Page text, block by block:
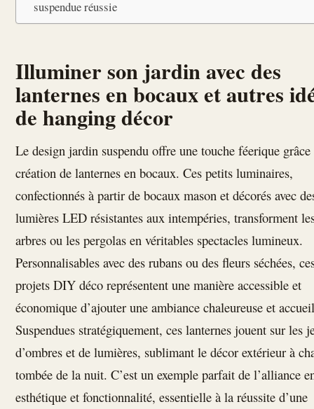
suspendue réussie
Illuminer son jardin avec des
lanternes en bocaux et autres
de hanging décor
Le design jardin suspendu offre une touche féerique grâce
création de lanternes en bocaux. Ces petits luminaires,
confectionnés à partir de bocaux mason et décorés avec
lumières LED résistantes aux intempéries, transforment
arbres ou les pergolas en véritables spectacles lumineux.
Personnalisables avec des rubans ou des fleurs séchées,
projets DIY déco représentent une manière accessible et
économique d’ajouter une ambiance chaleureuse et
Suspendues stratégiquement, ces lanternes jouent sur les
d’ombres et de lumières, sublimant le décor extérieur à
tombée de la nuit. C’est un exemple parfait de l’alliance
esthétique et fonctionnalité, essentielle à la réussite d’une